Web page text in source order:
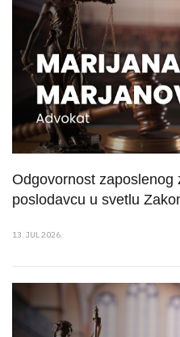
Odgovornost zaposlenog
poslodavcu u svetlu
13. JUL 2026.